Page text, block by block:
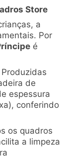
Store
a
Por
é
Produzidas
de
espessura
conferindo
os quadros
a limpeza